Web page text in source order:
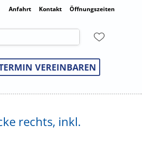
Anfahrt Kontakt Öffnungszeiten
VEREINBAREN
rechts, inkl.